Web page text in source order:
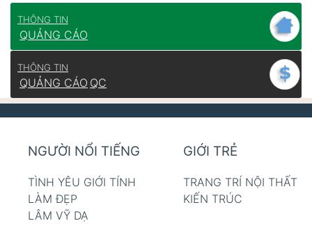
THÔNG TIN
QUẢNG CÁO
THÔNG TIN
QUẢNG CÁO QC
NGƯỜI NỔI TIẾNG
TÌNH YÊU GIỚI TÍNH
LÀM ĐẸP
LÂM VỸ DẠ
GIỚI TRẺ
TRANG TRÍ NỘI THẤT
KIẾN TRÚC